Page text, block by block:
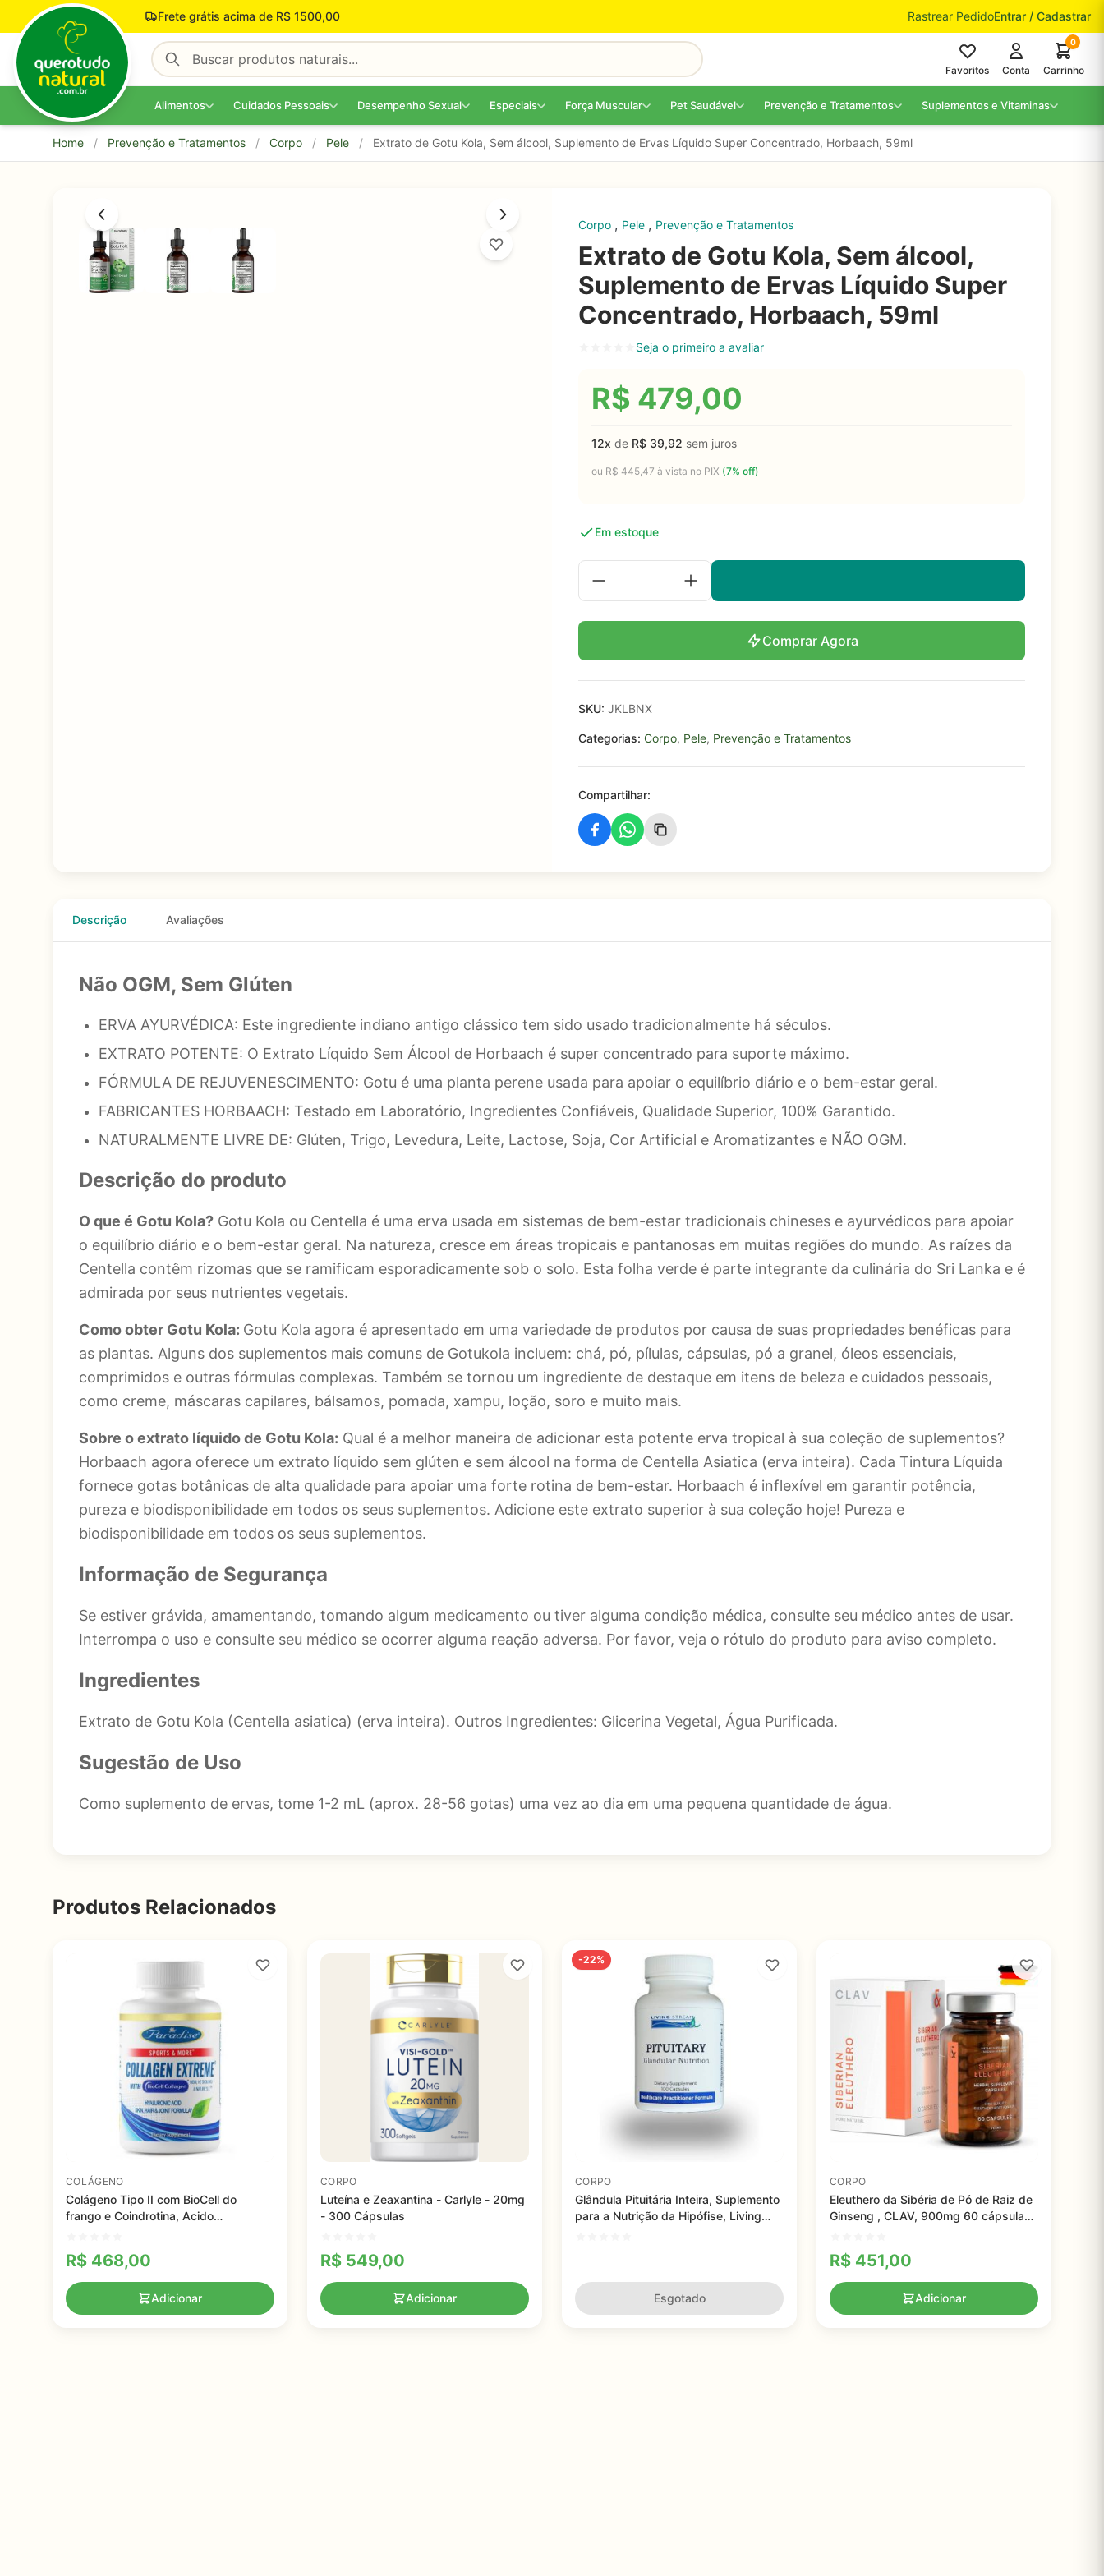
Pular para o conteúdo Frete grátis acima de R$ 1500,00 Rastrear PedidoEntrar / Cadastrar
Favoritos Conta
0
Carrinho
Alimentos Cuidados Pessoais Desempenho Sexual Especiais Força Muscular Pet Saudável Prevenção e Tratamentos Suplementos e Vitaminas
Home / Prevenção e Tratamentos / Corpo / Pele / Extrato de Gotu Kola, Sem álcool, Suplemento de Ervas Líquido Super Concentrado, Horbaach, 59ml
Corpo , Pele , Prevenção e Tratamentos
Extrato de Gotu Kola, Sem álcool,
Suplemento de Ervas Líquido Super
Concentrado, Horbaach, 59ml
Seja o primeiro a avaliar
R$ 479,00
12x de R$ 39,92 sem juros
ou R$ 445,47 à vista no PIX (7% off)
Em estoque
Comprar Agora
SKU: JKLBNX
Categorias: Corpo, Pele, Prevenção e Tratamentos
Compartilhar:
Descrição Avaliações
Não OGM, Sem Glúten
ERVA AYURVÉDICA: Este ingrediente indiano antigo clássico tem sido usado tradicionalmente há séculos.
EXTRATO POTENTE: O Extrato Líquido Sem Álcool de Horbaach é super concentrado para suporte máximo.
FÓRMULA DE REJUVENESCIMENTO: Gotu é uma planta perene usada para apoiar o equilíbrio diário e o bem-estar geral.
FABRICANTES HORBAACH: Testado em Laboratório, Ingredientes Confiáveis, Qualidade Superior, 100% Garantido.
NATURALMENTE LIVRE DE: Glúten, Trigo, Levedura, Leite, Lactose, Soja, Cor Artificial e Aromatizantes e NÃO OGM.
Descrição do produto
O que é Gotu Kola? Gotu Kola ou Centella é uma erva usada em sistemas de bem-estar tradicionais chineses e ayurvédicos para apoiar
o equilíbrio diário e o bem-estar geral. Na natureza, cresce em áreas tropicais e pantanosas em muitas regiões do mundo. As raízes da
Centella contêm rizomas que se ramificam esporadicamente sob o solo. Esta folha verde é parte integrante da culinária do Sri Lanka e é
admirada por seus nutrientes vegetais.
Como obter Gotu Kola: Gotu Kola agora é apresentado em uma variedade de produtos por causa de suas propriedades benéficas para
as plantas. Alguns dos suplementos mais comuns de Gotukola incluem: chá, pó, pílulas, cápsulas, pó a granel, óleos essenciais,
comprimidos e outras fórmulas complexas. Também se tornou um ingrediente de destaque em itens de beleza e cuidados pessoais,
como creme, máscaras capilares, bálsamos, pomada, xampu, loção, soro e muito mais.
Sobre o extrato líquido de Gotu Kola: Qual é a melhor maneira de adicionar esta potente erva tropical à sua coleção de suplementos?
Horbaach agora oferece um extrato líquido sem glúten e sem álcool na forma de Centella Asiatica (erva inteira). Cada Tintura Líquida
fornece gotas botânicas de alta qualidade para apoiar uma forte rotina de bem-estar. Horbaach é inflexível em garantir potência,
pureza e biodisponibilidade em todos os seus suplementos. Adicione este extrato superior à sua coleção hoje! Pureza e
biodisponibilidade em todos os seus suplementos.
Informação de Segurança
Se estiver grávida, amamentando, tomando algum medicamento ou tiver alguma condição médica, consulte seu médico antes de usar.
Interrompa o uso e consulte seu médico se ocorrer alguma reação adversa. Por favor, veja o rótulo do produto para aviso completo.
Ingredientes
Extrato de Gotu Kola (Centella asiatica) (erva inteira). Outros Ingredientes: Glicerina Vegetal, Água Purificada.
Sugestão de Uso
Como suplemento de ervas, tome 1-2 mL (aprox. 28-56 gotas) uma vez ao dia em uma pequena quantidade de água.
Produtos Relacionados
COLÁGENO
Colágeno Tipo II com BioCell do
frango e Coindrotina, Acido
R$ 468,00
Adicionar
CORPO
Luteína e Zeaxantina - Carlyle - 20mg
- 300 Cápsulas
R$ 549,00
Adicionar
-22%
CORPO
Glândula Pituitária Inteira, Suplemento
para a Nutrição da Hipófise, Living
Esgotado
CORPO
Eleuthero da Sibéria de Pó de Raiz de
Ginseng , CLAV, 900mg 60 cápsulas
R$ 451,00
Adicionar